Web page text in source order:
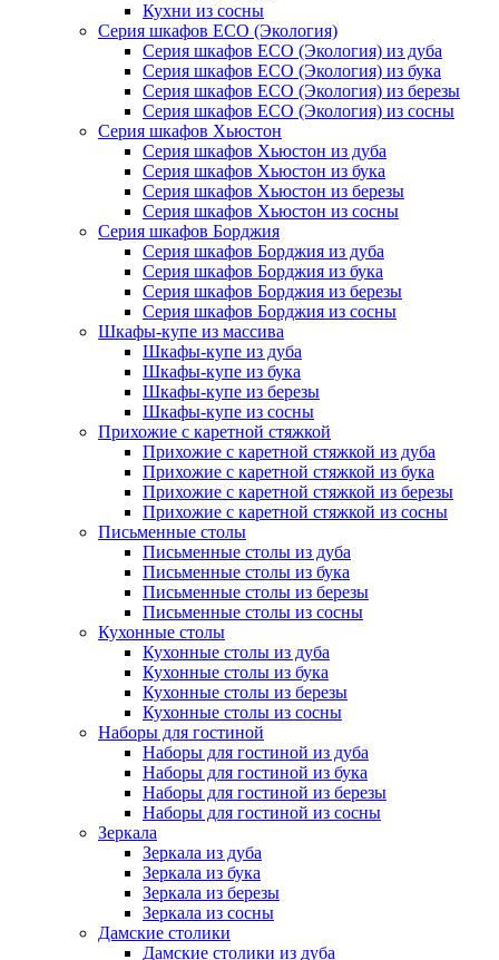
Кухни из сосны
Серия шкафов ECO (Экология)
Серия шкафов ECO (Экология) из дуба
Серия шкафов ECO (Экология) из бука
Серия шкафов ECO (Экология) из березы
Серия шкафов ECO (Экология) из сосны
Серия шкафов Хьюстон
Серия шкафов Хьюстон из дуба
Серия шкафов Хьюстон из бука
Серия шкафов Хьюстон из березы
Серия шкафов Хьюстон из сосны
Серия шкафов Борджия
Серия шкафов Борджия из дуба
Серия шкафов Борджия из бука
Серия шкафов Борджия из березы
Серия шкафов Борджия из сосны
Шкафы-купе из массива
Шкафы-купе из дуба
Шкафы-купе из бука
Шкафы-купе из березы
Шкафы-купе из сосны
Прихожие с каретной стяжкой
Прихожие с каретной стяжкой из дуба
Прихожие с каретной стяжкой из бука
Прихожие с каретной стяжкой из березы
Прихожие с каретной стяжкой из сосны
Письменные столы
Письменные столы из дуба
Письменные столы из бука
Письменные столы из березы
Письменные столы из сосны
Кухонные столы
Кухонные столы из дуба
Кухонные столы из бука
Кухонные столы из березы
Кухонные столы из сосны
Наборы для гостиной
Наборы для гостиной из дуба
Наборы для гостиной из бука
Наборы для гостиной из березы
Наборы для гостиной из сосны
Зеркала
Зеркала из дуба
Зеркала из бука
Зеркала из березы
Зеркала из сосны
Дамские столики
Дамские столики из дуба